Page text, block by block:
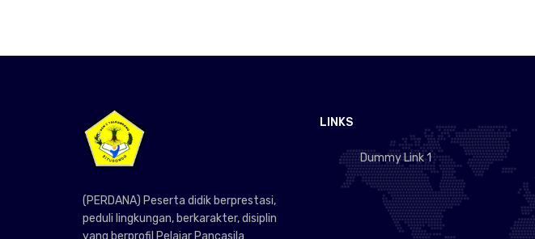
(PERDANA) Peserta didik berprestasi,
peduli lingkungan, berkarakter, disiplin
LINKS
Dummy Link 1